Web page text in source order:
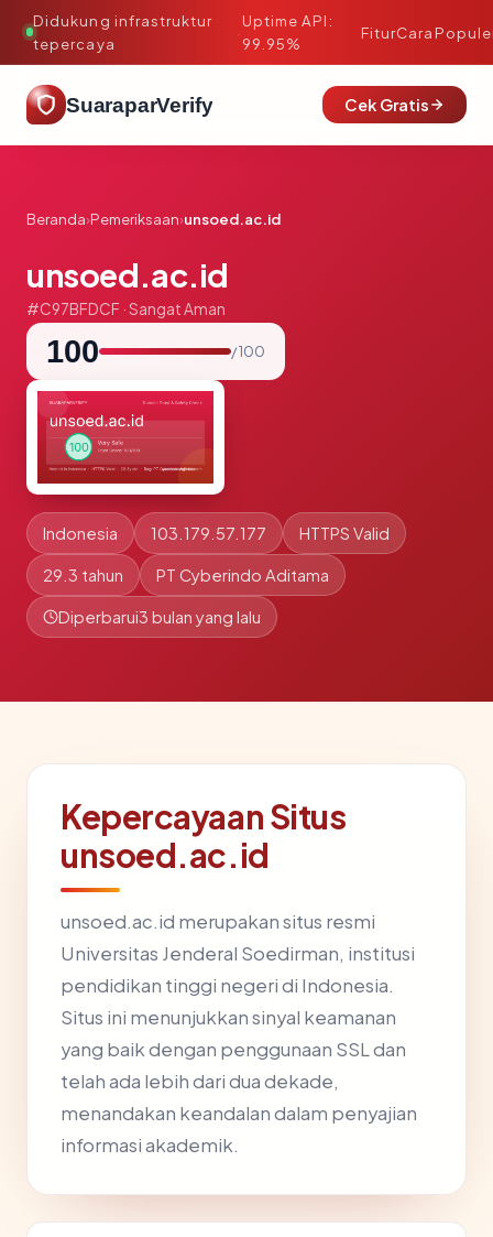
Didukung infrastruktur
tepercaya
·
Uptime API:
99.95%
FiturCara
SuaraparVerify Cek Gratis
Beranda›Pemeriksaan›unsoed.ac.id
unsoed.ac.id
#C97BFDCF · Sangat Aman
100 / 100
Indonesia 103.179.57.177 HTTPS Valid
29.3 tahun PT Cyberindo Aditama
Diperbarui3 bulan yang lalu
Kepercayaan Situs
unsoed.ac.id
unsoed.ac.id merupakan situs resmi
Universitas Jenderal Soedirman, institusi
pendidikan tinggi negeri di Indonesia.
Situs ini menunjukkan sinyal keamanan
yang baik dengan penggunaan SSL dan
telah ada lebih dari dua dekade,
menandakan keandalan dalam penyajian
informasi akademik.